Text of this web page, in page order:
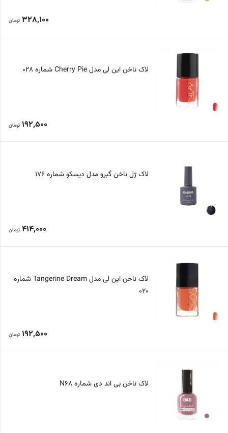
328,100 تومان
لاک ناخن این لی مدل Cherry Pie شماره 028
192,500 تومان
لاک ژل ناخن گبرو مدل دیسکو شماره 176
414,000 تومان
لاک ناخن این لی مدل Tangerine Dream شماره
020
192,500 تومان
لاک ناخن بی اند دی شماره N68